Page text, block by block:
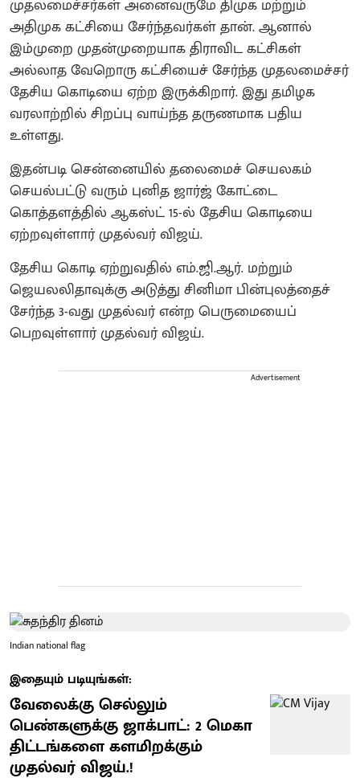
முதலமைச்சர்கள் அனைவருமே திமுக மற்றும்
அதிமுக கட்சியை சேர்ந்தவர்கள் தான். ஆனால்
இம்முறை முதன்முறையாக திராவிட கட்சிகள்
அல்லாத வேறொரு கட்சியைச் சேர்ந்த முதலமைச்சர்
தேசிய கொடியை ஏற்ற இருக்கிறார். இது தமிழக
வரலாற்றில் சிறப்பு வாய்ந்த தருணமாக பதிய
உள்ளது.
இதன்படி சென்னையில் தலைமைச் செயலகம்
செயல்பட்டு வரும் புனித ஜார்ஜ் கோட்டை
கொத்தளத்தில் ஆகஸ்ட் 15-ல் தேசிய கொடியை
ஏற்றவுள்ளார் முதல்வர் விஜய்.
தேசிய கொடி ஏற்றுவதில் எம்.ஜி.ஆர். மற்றும்
ஜெயலலிதாவுக்கு அடுத்து சினிமா பின்புலத்தைச்
சேர்ந்த 3-வது முதல்வர் என்ற பெருமையைப்
பெறவுள்ளார் முதல்வர் விஜய்.
Advertisement
Indian national flag
இதையும் படியுங்கள்:
வேலைக்கு செல்லும்
பெண்களுக்கு ஜாக்பாட்: 2 மெகா
திட்டங்களை களமிறக்கும்
முதல்வர் விஜய்.!